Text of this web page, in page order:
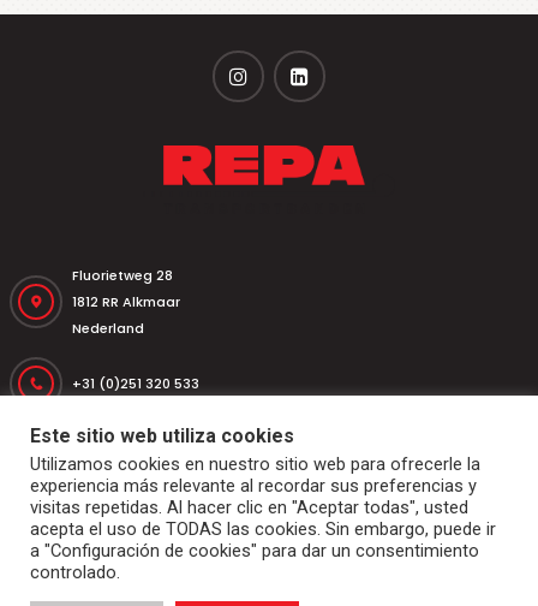
Fluorietweg 28
1812 RR Alkmaar
Nederland
+31 (0)251 320 533
+31 (0)251 316 542
repa@repatransportbanden.nl
Inicio Bandas transportadoras
Este sitio web utiliza cookies
Utilizamos cookies en nuestro sitio web para ofrecerle la
experiencia más relevante al recordar sus preferencias y
visitas repetidas. Al hacer clic en "Aceptar todas", usted
acepta el uso de TODAS las cookies. Sin embargo, puede ir
a "Configuración de cookies" para dar un consentimiento
controlado.